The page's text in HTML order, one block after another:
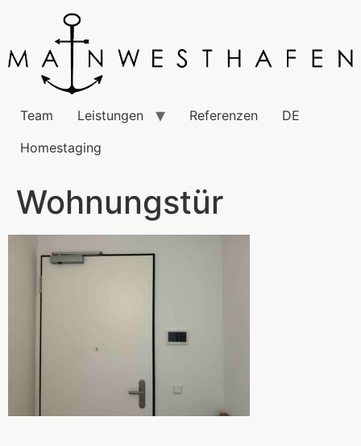
Team Leistungen Referenzen
DE
Homestaging
Wohnungstür